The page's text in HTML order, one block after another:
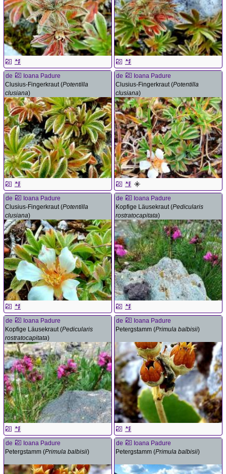
de
Ioana Padure
Clusius-Fingerkraut (Potentilla
clusiana)
de
Ioana Padure
Clusius-Fingerkraut (Potentilla
clusiana)
de
Ioana Padure
Clusius-Fingerkraut (Potentilla
clusiana)
de
Ioana Padure
Kopfige Läusekraut (Pedicularis
rostratocapitata)
de
Ioana Padure
Kopfige Läusekraut (Pedicularis
rostratocapitata)
de
Ioana Padure
Petergstamm (Primula balbisii)
de
Ioana Padure
Petergstamm (Primula balbisii)
de
Ioana Padure
Petergstamm (Primula balbisii)